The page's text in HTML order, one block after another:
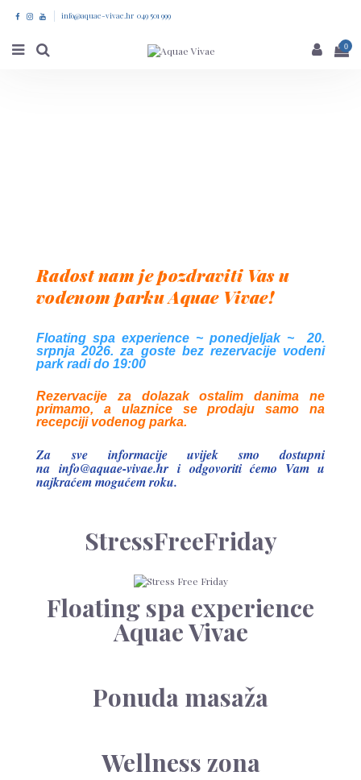
info@aquae-vivae.hr 049 501 999
0
Radost nam je pozdraviti Vas u
vodenom parku Aquae Vivae!
Floating spa experience ~ ponedjeljak ~ 20.
srpnja 2026. za goste bez rezervacije vodeni
park radi do 19:00
Rezervacije za dolazak ostalim danima ne
primamo, a ulaznice se prodaju samo na
recepciji vodenog parka.
Za sve informacije uvijek smo dostupni
nainfo@aquae-vivae.hr i odgovoriti ćemo Vam u
najkraćem mogućem roku.
StressFreeFriday
Floating spa experience
Aquae Vivae
Ponuda masaža
Wellness zona